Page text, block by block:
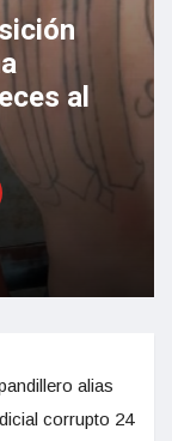
al
alias
corrupto 24